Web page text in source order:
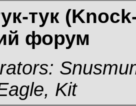
тук
форум
, Kit